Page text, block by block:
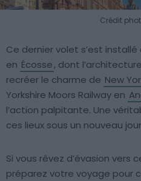
Crédit
Ce dernier volet s’est installé
en Écosse, dont
recréer le charme de New
Yorkshire Moors Railway en
l’action palpitante. Une
ces lieux sous un nouveau
Si vous rêvez d’évasion vers
préparez votre voyage pour